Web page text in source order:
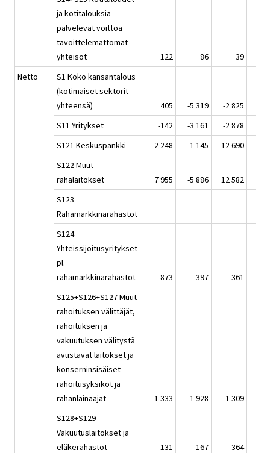
ja kotitalouksia
palvelevat voittoa
tavoittelemattomat
yhteisöt
122 86 39
Netto
S1 Koko kansantalous
(kotimaiset sektorit
yhteensä)
405 -5 319 -2 825
S11 Yritykset
-142 -3 161 -2 878
S121 Keskuspankki
-2 248 1 145 -12 690
S122 Muut
rahalaitokset
7 955 -5 886 12 582
S123
Rahamarkkinarahastot
S124
Yhteissijoitusyritykset
pl.
rahamarkkinarahastot
873 397 -361
S125+S126+S127 Muut
rahoituksen välittäjät,
rahoituksen ja
vakuutuksen välitystä
avustavat laitokset ja
konserninsisäiset
rahoitusyksiköt ja
rahanlainaajat
-1 333 -1 928 -1 309
S128+S129
Vakuutuslaitokset ja
eläkerahastot
131 -167 -364